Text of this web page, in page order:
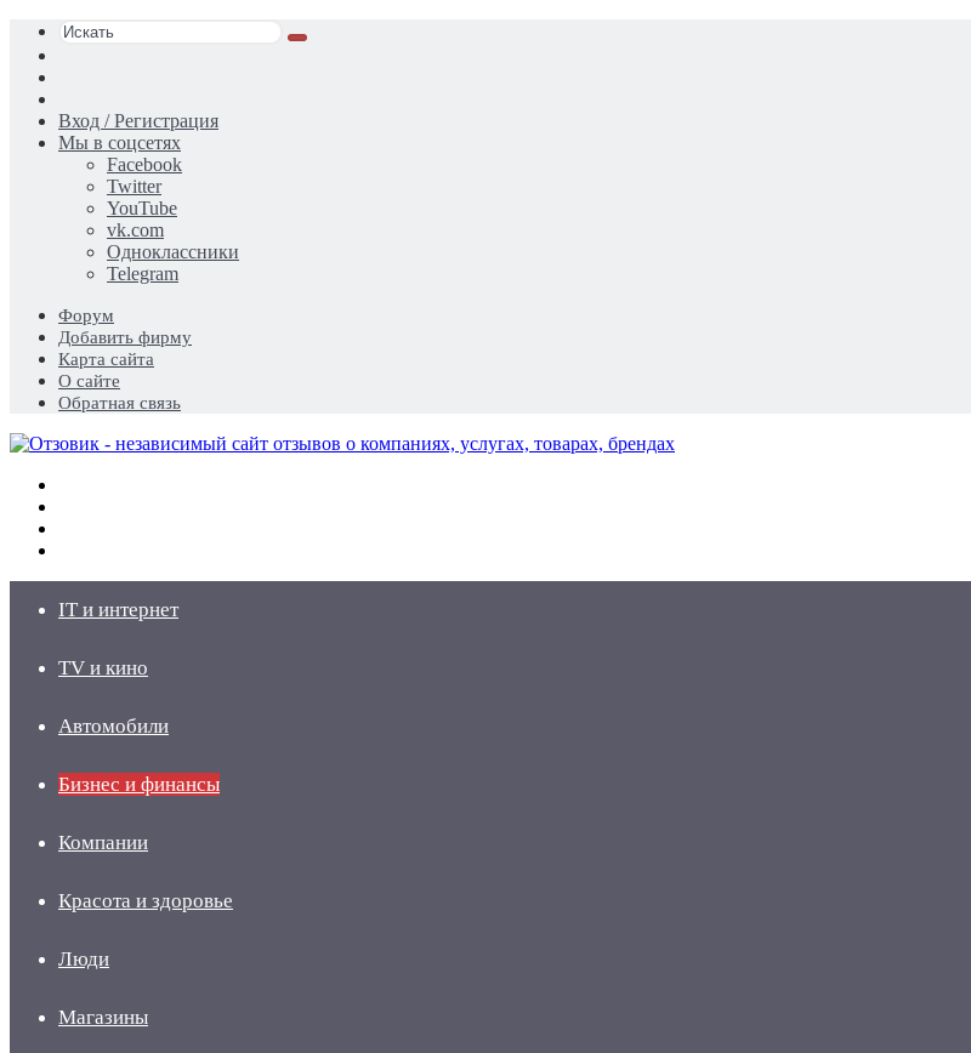
Искать
статья
Вход / Регистрация
Мы в соцсетях
Facebook
Twitter
YouTube
vk.com
Одноклассники
Telegram
Форум
Добавить фирму
Карта сайта
О сайте
Обратная связь
IT и интернет
TV и кино
Автомобили
Бизнес и финансы
Компании
Красота и здоровье
Люди
Магазины